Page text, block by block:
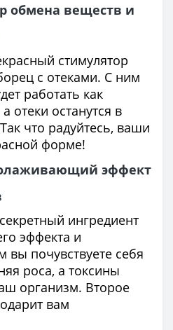
обмена веществ и
стимулятор
с отеками. С ним
работать как
отеки останутся в
что радуйтесь, ваши
форме!
эффект
ингредиент
эффекта и
вы почувствуете себя
роса, а токсины
организм. Второе
вам